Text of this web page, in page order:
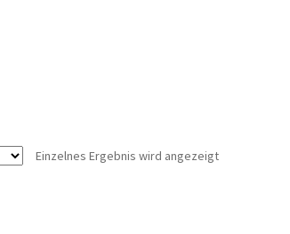
Einzelnes Ergebnis wird angezeigt